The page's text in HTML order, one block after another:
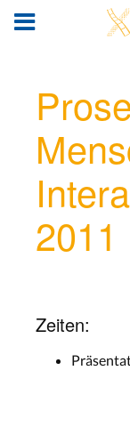
2011
Zeiten: